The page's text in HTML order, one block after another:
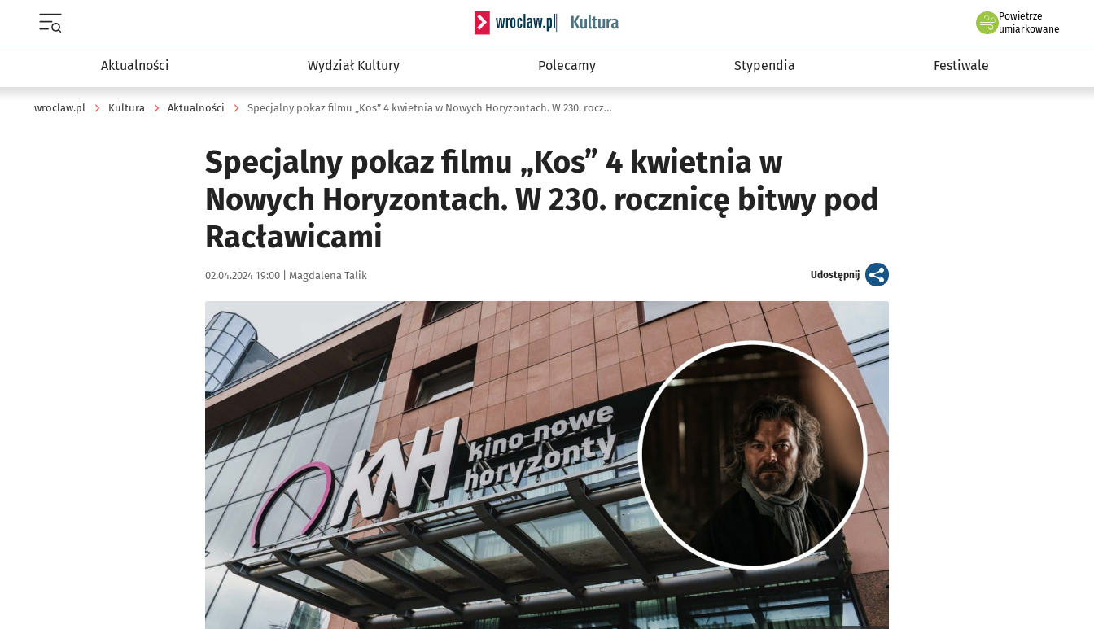
Serwis informacyjny wroclaw.pl podserwis: Kultura
Powietrze
we Wrocławiu
umiarkowane
Aktualności Wydział Kultury Polecamy Stypendia Festiwale
wroclaw.pl Kultura Aktualności Specjalny pokaz filmu „Kos” 4 kwietnia w Nowych Horyzontach. W 230. rocznicę bitwy pod Racławicami
Specjalny pokaz filmu „Kos” 4 kwietnia w
Nowych Horyzontach. W 230. rocznicę bitwy pod
Racławicami
Data publikacji:
02.04.2024 19:00 | Autor:
Magdalena Talik Udostępnijartykuł
Kliknij, aby powiększyć